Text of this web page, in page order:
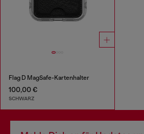
Flag D MagSafe-Kartenhalter
100,00 €
SCHWARZ